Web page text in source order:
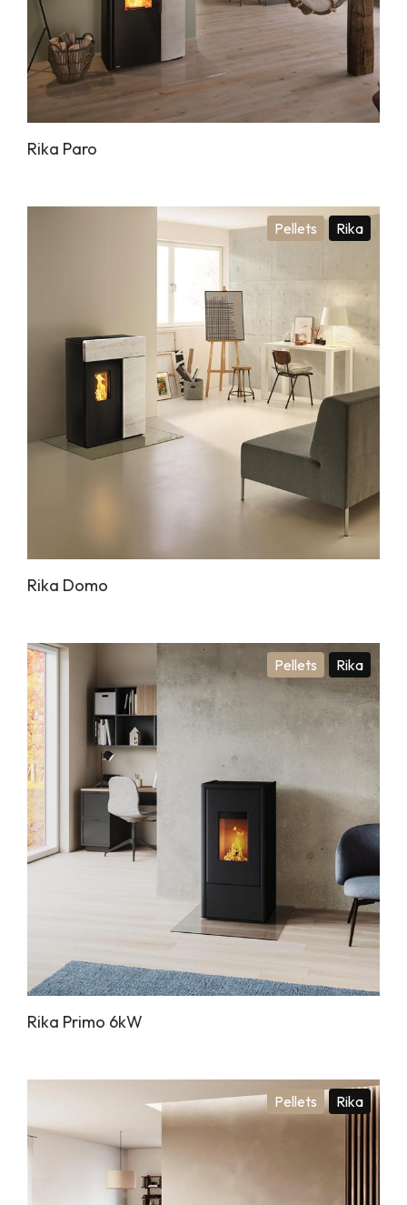
Rika Paro
Pellets Rika
Rika Domo
Pellets Rika
Rika Primo 6kW
Pellets Rika